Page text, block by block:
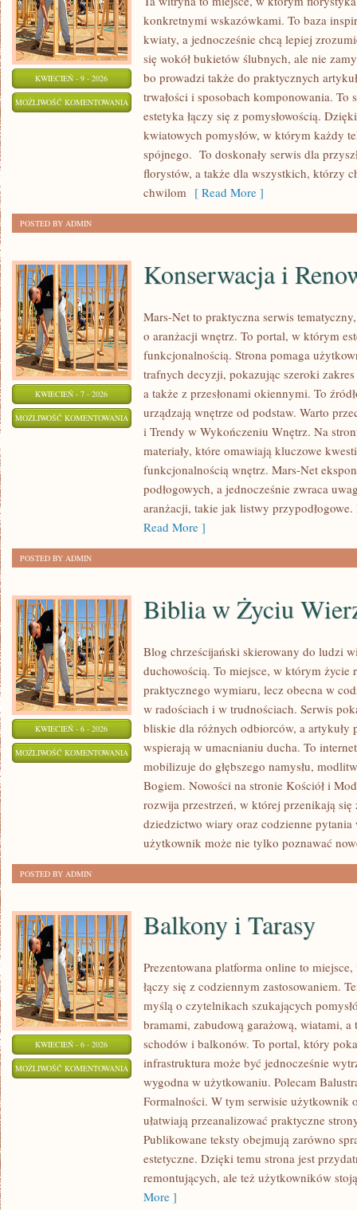
KWIECIEŃ - 9 - 2026
MOŻLIWOŚĆ KOMENTOWANIA KWIATY
OGRODU
BUKIETU
konkretnymi wskazówkami. To baza
kwiaty, a jednocześnie chcą lepiej
się wokół bukietów ślubnych, ale nie
bo prowadzi także do praktycznych
trwałości i sposobach komponowania. To
estetyka łączy się z pomysłowością.
kwiatowych pomysłów, w którym każdy
spójnego. To doskonały serwis dla
florystów, a także dla wszystkich, którzy
chwilom [ Read More ]
POSTED BY ADMIN
KWIECIEŃ - 7 - 2026
MOŻLIWOŚĆ KOMENTOWANIA KONSERWACJA
RENOWACJA
Konserwacja i
Mars-Net to praktyczna serwis
o aranżacji wnętrz. To portal, w którym
funkcjonalnością. Strona pomaga
trafnych decyzji, pokazując szeroki
a także z przesłonami okiennymi. To
urządzają wnętrze od podstaw. Warto
i Trendy w Wykończeniu Wnętrz. Na
materiały, które omawiają kluczowe
funkcjonalnością wnętrz. Mars-Net
podłogowych, a jednocześnie zwraca
aranżacji, takie jak listwy
Read More ]
POSTED BY ADMIN
KWIECIEŃ - 6 - 2026
MOŻLIWOŚĆ KOMENTOWANIA BIBLIA
ŻYCIU
WIERZĄCEGO
Biblia w Życiu
Blog chrześcijański skierowany do ludzi
duchowością. To miejsce, w którym życie
praktycznego wymiaru, lecz obecna w
w radościach i w trudnościach. Serwis
bliskie dla różnych odbiorców, a artykuły
wspierają w umacnianiu ducha. To
mobilizuje do głębszego namysłu,
Bogiem. Nowości na stronie Kościół i
rozwija przestrzeń, w której przenikają
dziedzictwo wiary oraz codzienne
użytkownik może nie tylko poznawać
POSTED BY ADMIN
KWIECIEŃ - 6 - 2026
MOŻLIWOŚĆ KOMENTOWANIA BALKONY
TARASY
Balkony i Tarasy
Prezentowana platforma online to
łączy się z codziennym zastosowaniem.
myślą o czytelnikach szukających
bramami, zabudową garażową, wiatami, a
schodów i balkonów. To portal, który
infrastruktura może być jednocześnie
wygodna w użytkowaniu. Polecam
Formalności. W tym serwisie użytkownik
ułatwiają przeanalizować praktyczne
Publikowane teksty obejmują zarówno
estetyczne. Dzięki temu strona jest
remontujących, ale też użytkowników
More ]